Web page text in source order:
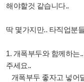
해야할것 같습니다..
딱 몇가지만.. 타직업분
1. 개폭부두와 함께하는
주세요..
개폭부두 좋자고 넣어